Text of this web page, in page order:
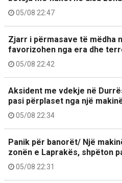
05/08 22:47
Zjarr i përmasave të mëdha
favorizohen nga era dhe
05/08 22:42
Aksident me vdekje në
pasi përplaset nga një
05/08 22:34
Panik për banorët/ Një
zonën e Laprakës, shpëton
05/08 22:31